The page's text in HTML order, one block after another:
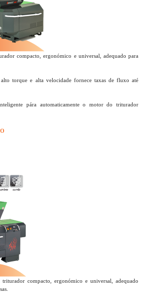
compacto, ergonómico e universal, adequado para
torque e alta velocidade fornece taxas de fluxo até
pára automaticamente o motor do triturador
triturador compacto, ergonómico e universal, adequado